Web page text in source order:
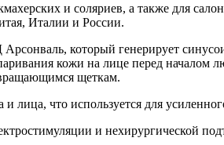
и соляриев, а также для
Италии и России.
который генерирует
кожи на лице перед началом
щеткам.
что используется для
и нехирургической